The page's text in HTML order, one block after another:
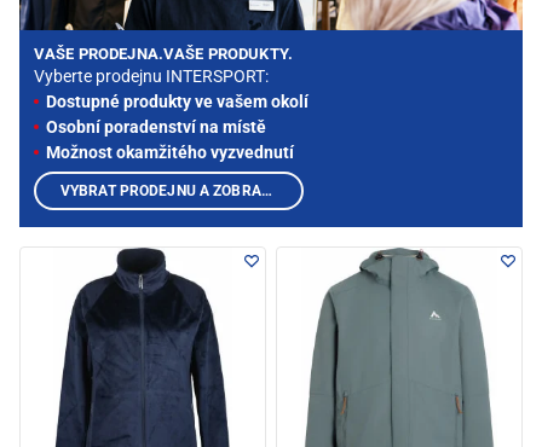
VAŠE PRODEJNA.VAŠE PRODUKTY.
Vyberte prodejnu INTERSPORT:
Dostupné produkty ve vašem okolí
Osobní poradenství na místě
Možnost okamžitého vyzvednutí
VYBRAT PRODEJNU A ZOBRAZIT PRODUKTY